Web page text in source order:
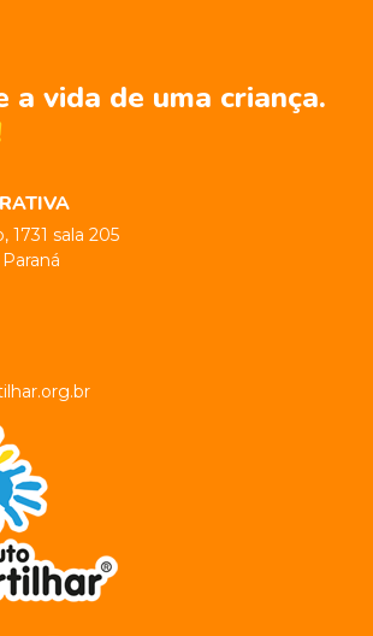
a vida de uma criança.
1731 sala 205